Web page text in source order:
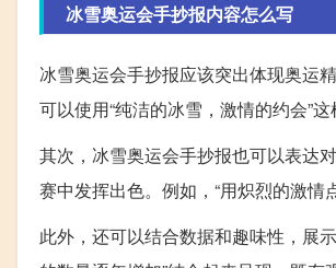
冰雪奥运会手抄报内容怎么写
冰雪奥运会手抄报应该突出体现奥运
可以使用“纯洁的冰雪，激情的约会”
其次，冰雪奥运会手抄报也可以表达
赛中发挥出色。例如，“用炽烈的激情
此外，还可以结合数据和趣味性，展